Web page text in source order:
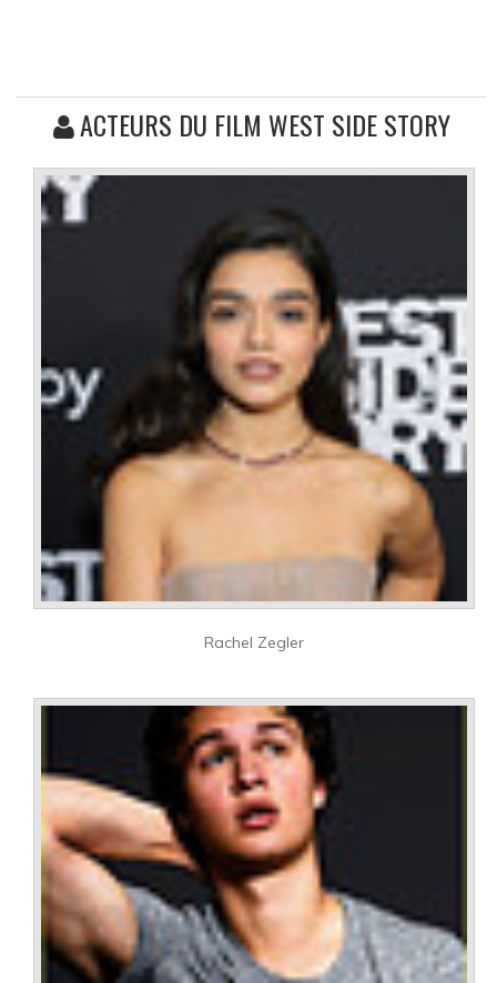
ACTEURS DU FILM WEST SIDE STORY
Rachel Zegler